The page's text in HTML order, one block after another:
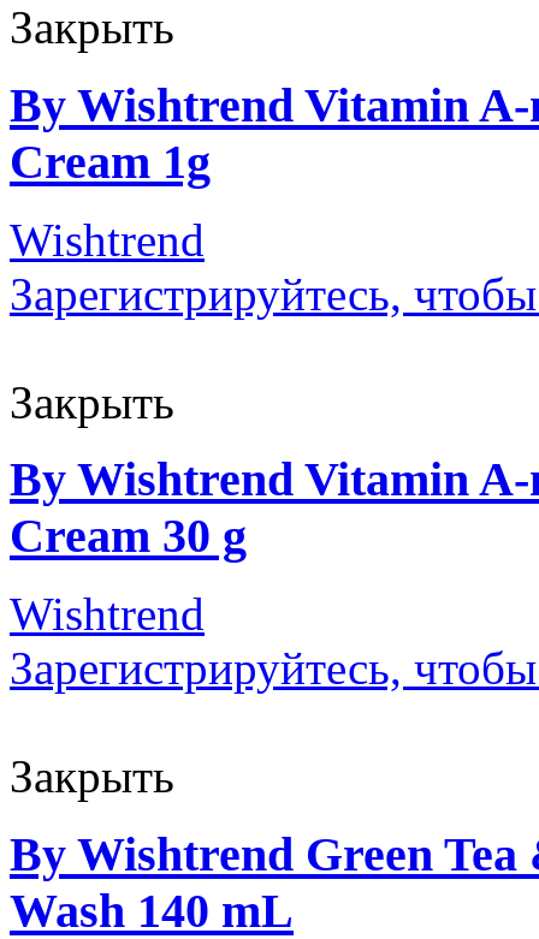
Закрыть
By Wishtrend Vitamin
Cream 1g
Wishtrend
Зарегистрируйтесь,
Закрыть
By Wishtrend Vitamin
Cream 30 g
Wishtrend
Зарегистрируйтесь,
Закрыть
By Wishtrend Green
Wash 140 mL